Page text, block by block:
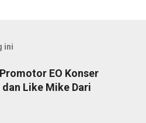
ini
EO Konser
Like Mike Dari